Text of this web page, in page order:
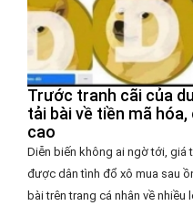
Trước tranh cãi của
tải bài về tiền mã
cao
Diễn biến không ai ngờ tới, giá
được dân tình đổ xô mua sau
bài trên trang cá nhân về nhiều